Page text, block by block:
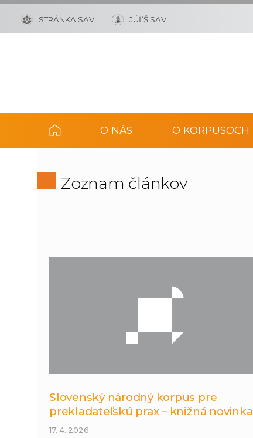
STRÁNKA SAV JÚĽŠ SAV
O NÁS O KORPUSOCH
Zoznam článkov
Slovenský národný korpus pre
prekladateľskú prax – knižná novinka
17. 4. 2026